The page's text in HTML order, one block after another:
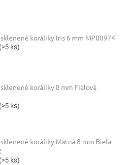
koráliky Iris 6 mm MP00974
(>5 ks)
koráliky 8 mm Fialová
(>5 ks)
koráliky Matná 8 mm Biela
(>5 ks)